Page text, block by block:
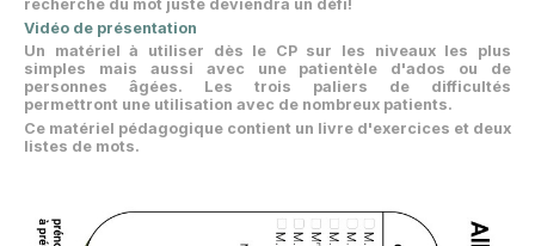
recherche du mot juste deviendra un défi!
Vidéo de présentation
Un matériel à utiliser dès le CP sur les niveaux les plus
simples mais aussi avec une patientèle d'ados ou de
personnes âgées. Les trois paliers de difficultés
permettront une utilisation avec de nombreux patients.
Ce matériel pédagogique contient un livre d'exercices et deux
listes de mots.